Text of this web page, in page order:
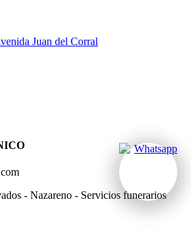
Juan del Corral
- Nazareno - Servicios funerarios